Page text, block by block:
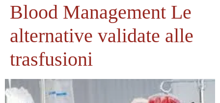
Blood Management Le
alternative validate alle
trasfusioni